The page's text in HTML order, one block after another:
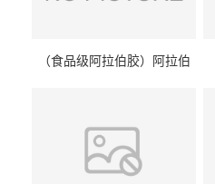
（食品级阿拉伯胶）阿拉伯